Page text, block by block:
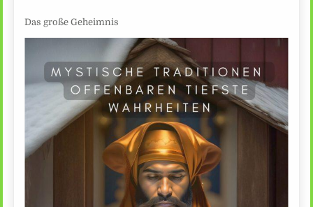
Das große Geheimnis